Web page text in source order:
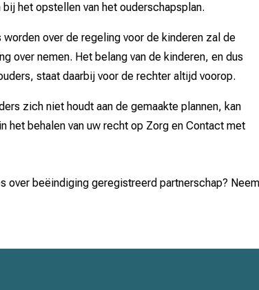
het opstellen van het ouderschapsplan.
over de regeling voor de kinderen zal de
over nemen. Het belang van de kinderen, en dus
staat daarbij voor de rechter altijd voorop.
zich niet houdt aan de gemaakte plannen, kan
het behalen van uw recht op Zorg en Contact met
over beëindiging geregistreerd partnerschap?